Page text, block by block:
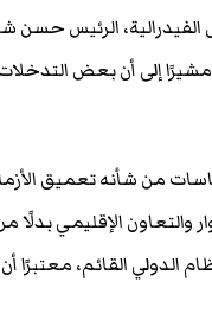
الرئيس حسن
إلى أن بعض
من شأنه تعميق
والتعاون الإقليمي بدلًا
الدولي القائم، معتبرًا